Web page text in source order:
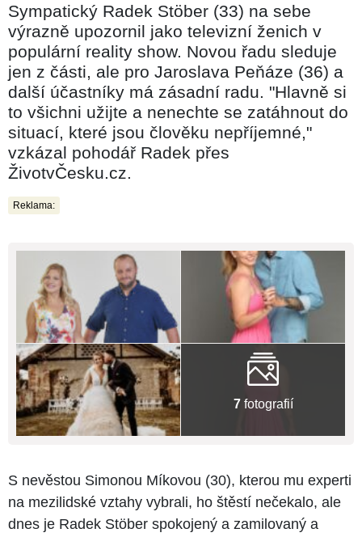
Sympatický Radek Stöber (33) na sebe
výrazně upozornil jako televizní ženich v
populární reality show. Novou řadu sleduje
jen z části, ale pro Jaroslava Peňáze (36) a
další účastníky má zásadní radu. "Hlavně si
to všichni užijte a nenechte se zatáhnout do
situací, které jsou člověku nepříjemné,"
vzkázal pohodář Radek přes
ŽivotvČesku.cz.
Reklama:
7fotografií
S nevěstou Simonou Míkovou (30), kterou mu experti
na mezilidské vztahy vybrali, ho štěstí nečekalo, ale
dnes je Radek Stöber spokojený a zamilovaný a